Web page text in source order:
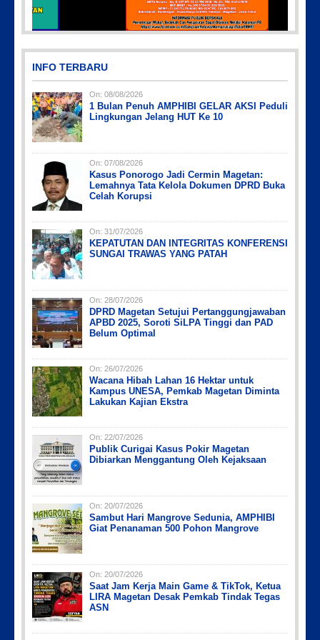
IMG_20230730_152959
Picsart_23-04-12_11-55-35-604
Picsart_23-04-12_12-24-51-034
Picsart_23-04-02_13-27-26-448
PicsArt_03-12-12.53.38
IMG-20191006-WA0043
INFO TERBARU
On: 08/08/2026
1 Bulan Penuh AMPHIBI GELAR AKSI Peduli
Lingkungan Jelang HUT Ke 10
On: 07/08/2026
Kasus Ponorogo Jadi Cermin Magetan:
Lemahnya Tata Kelola Dokumen DPRD Buka
Celah Korupsi
On: 31/07/2026
KEPATUTAN DAN INTEGRITAS KONFERENSI
SUNGAI TRAWAS YANG PATAH
On: 28/07/2026
DPRD Magetan Setujui Pertanggungjawaban
APBD 2025, Soroti SiLPA Tinggi dan PAD
Belum Optimal
On: 26/07/2026
Wacana Hibah Lahan 16 Hektar untuk
Kampus UNESA, Pemkab Magetan Diminta
Lakukan Kajian Ekstra
On: 22/07/2026
Publik Curigai Kasus Pokir Magetan
Dibiarkan Menggantung Oleh Kejaksaan
On: 20/07/2026
Sambut Hari Mangrove Sedunia, AMPHIBI
Giat Penanaman 500 Pohon Mangrove
On: 20/07/2026
Saat Jam Kerja Main Game & TikTok, Ketua
LIRA Magetan Desak Pemkab Tindak Tegas
ASN